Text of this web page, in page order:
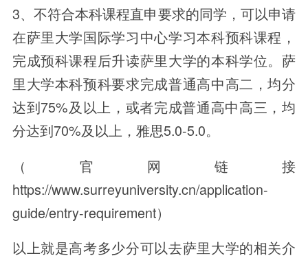
3、不符合本科课程直申要求的同学，可以申请
在萨里大学国际学习中心学习本科预科课程，
完成预科课程后升读萨里大学的本科学位。萨
里大学本科预科要求完成普通高中高二，均分
达到75%及以上，或者完成普通高中高三，均
分达到70%及以上，雅思5.0-5.0。
（官网链接
https://www.surreyuniversity.cn/application-
guide/entry-requirement）
以上就是高考多少分可以去萨里大学的相关介